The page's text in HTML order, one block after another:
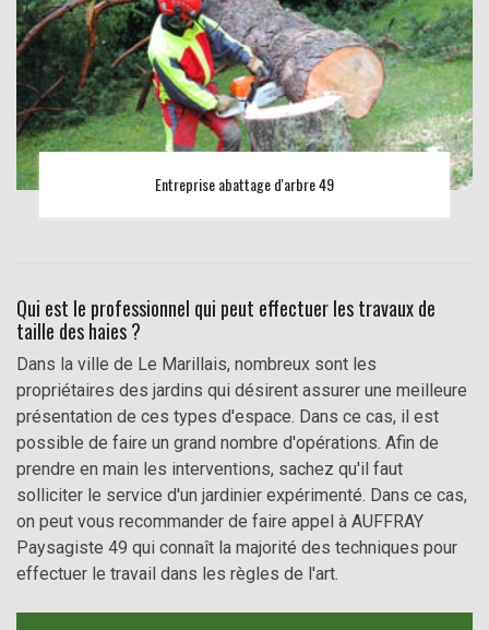
Entreprise abattage d'arbre 49
Qui est le professionnel qui peut effectuer les travaux de
taille des haies ?
Dans la ville de Le Marillais, nombreux sont les
propriétaires des jardins qui désirent assurer une meilleure
présentation de ces types d'espace. Dans ce cas, il est
possible de faire un grand nombre d'opérations. Afin de
prendre en main les interventions, sachez qu'il faut
solliciter le service d'un jardinier expérimenté. Dans ce cas,
on peut vous recommander de faire appel à AUFFRAY
Paysagiste 49 qui connaît la majorité des techniques pour
effectuer le travail dans les règles de l'art.